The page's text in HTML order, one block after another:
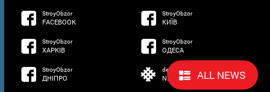
ALL NEWS
StroyObzor
FACEBOOK
StroyObzor
КИЇВ
StroyObzor
ХАРКІВ
StroyObzor
ОДЕСА
StroyObzor
ДНІПРО
developed by
NETSOFTWARE